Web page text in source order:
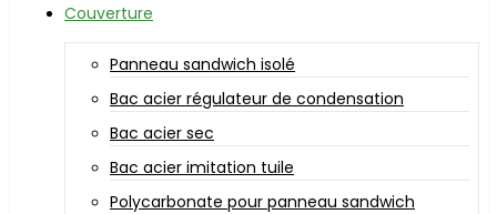
Couverture
Panneau sandwich isolé
Bac acier régulateur de condensation
Bac acier sec
Bac acier imitation tuile
Polycarbonate pour panneau sandwich